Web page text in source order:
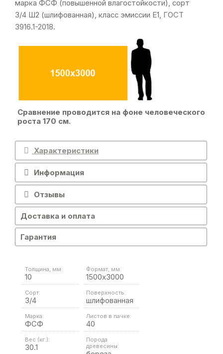
марка ФСФ (повышенной влагостойкости), сорт
3/4 Ш2 (шлифованная), класс эмиссии Е1, ГОСТ
3916.1-2018.
Сравнение проводится на фоне человеческого
роста 170 см.
Характеристики
Информация
Отзывы
Доставка и оплата
Гарантия
Толщина, мм:
10
Формат, мм:
1500х3000
Сорт:
3/4
Поверхность:
шлифованная
Марка:
ФСФ
Листов в пачке:
40
Вес (кг.):
30.1
Порода
древесины: